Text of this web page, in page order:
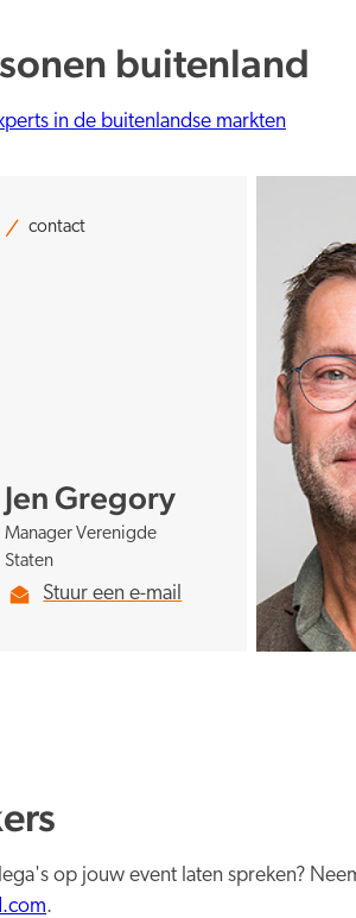
buitenland
in de buitenlandse markten
contact
Jen Gregory
Manager Verenigde
Staten
Stuur een e-mail
op jouw event laten spreken?
.